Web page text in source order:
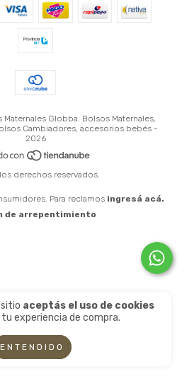
aceptás el uso de cookies
experiencia de compra.
ENTENDIDO
Globba. Bolsos Maternales,
Cambiadores, accesorios bebés -
2026
derechos reservados.
Para reclamos ingresá acá.
de arrepentimiento